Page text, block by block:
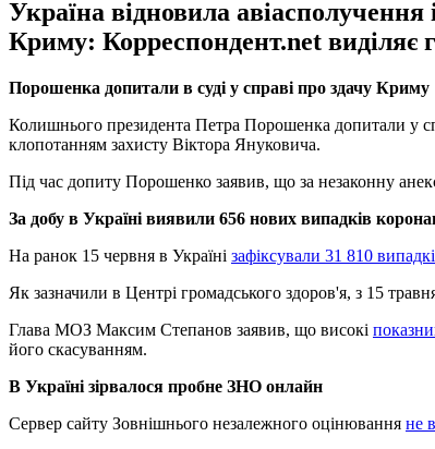
Україна відновила авіасполучення
Криму: Корреспондент.net виділяє
Порошенка допитали в суді у справі про здачу Криму
Колишнього президента Петра Порошенка допитали у
клопотанням захисту Віктора Януковича.
Під час допиту Порошенко заявив, що за незаконну
За добу в Україні виявили 656 нових випадків
На ранок 15 червня в Україні зафіксували 31 810
Як зазначили в Центрі громадського здоров'я, з 15
Глава МОЗ Максим Степанов заявив, що високі
його скасуванням.
В Україні зірвалося пробне ЗНО онлайн
Сервер сайту Зовнішнього незалежного оцінювання не